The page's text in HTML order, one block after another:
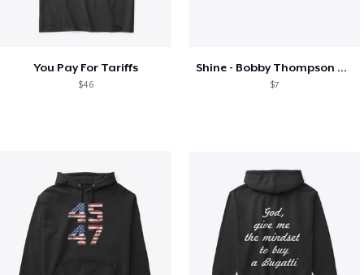
You Pay For Tariffs
$46
Shine - Bobby Thompson Band Merch
$7